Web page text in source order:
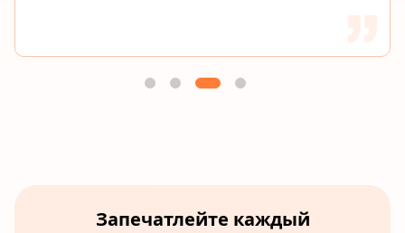
Запечатлейте каждый